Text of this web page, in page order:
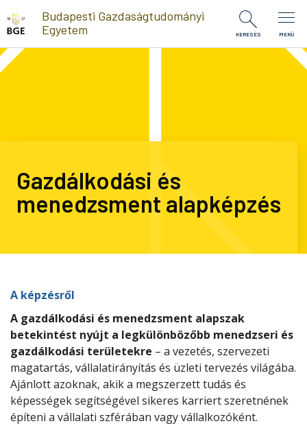
Ugrás a tartalomra
Budapesti Gazdaságtudományi
Egyetem
KERESÉS MENÜ
Gazdálkodási és
menedzsment alapképzés
A képzésről
A gazdálkodási és menedzsment alapszak
betekintést nyújt a legkülönbözőbb menedzseri és
gazdálkodási területekre – a vezetés, szervezeti
magatartás, vállalatirányítás és üzleti tervezés világába.
Ajánlott azoknak, akik a megszerzett tudás és
képességek segítségével sikeres karriert szeretnének
építeni a vállalati szférában vagy vállalkozóként.